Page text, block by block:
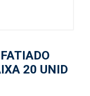
20 UNID